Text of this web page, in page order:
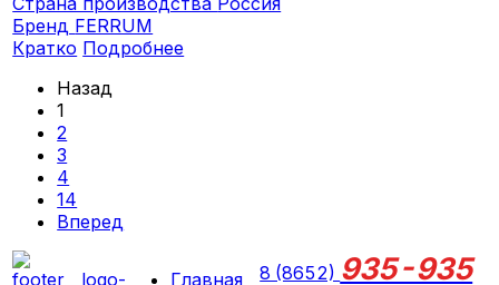
Бренд FERRUM
Кратко Подробнее
Назад
1
2
3
4
14
Вперед
Главная
8 (8652) 935-935